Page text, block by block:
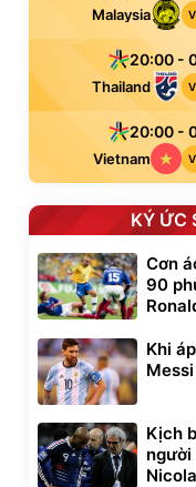
Malaysia
20:00 -
Thailand
20:00 -
Vietnam
KÝ ỨC
Cơn
90
Khi
Kịch
người